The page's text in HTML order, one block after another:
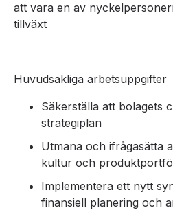
att vara en av
tillväxt
Huvudsakliga arbetsuppgifter
Säkerställa att bolagets
strategiplan
Utmana och ifrågasätta
kultur och
Implementera ett nytt
finansiell planering och